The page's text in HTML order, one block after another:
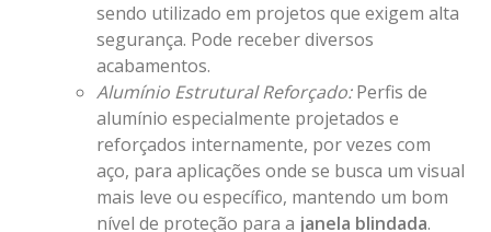
sendo utilizado em projetos que exigem alta
segurança. Pode receber diversos
acabamentos.
Alumínio Estrutural Reforçado:Perfis de
alumínio especialmente projetados e
reforçados internamente, por vezes com
aço, para aplicações onde se busca um visual
mais leve ou específico, mantendo um bom
nível de proteção para a janela blindada.